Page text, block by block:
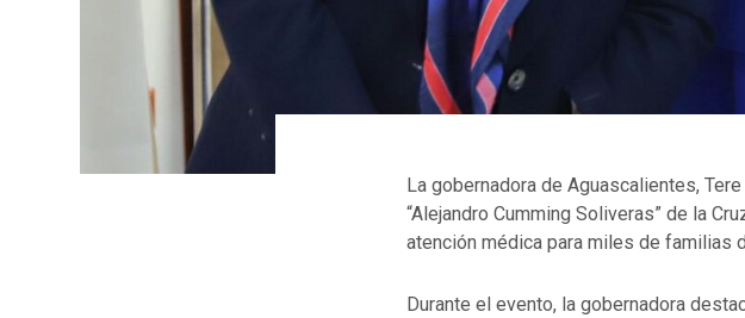
La gobernadora de Aguascalientes,
“Alejandro Cumming Soliveras” de la
atención médica para miles de familias
Durante el evento, la gobernadora